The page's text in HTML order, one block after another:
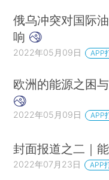
俄乌冲突对国际
响
2022年05月09日 APP
欧洲的能源之困
2022年05月09日 APP
封面报道之二｜
2022年07月23日 APP